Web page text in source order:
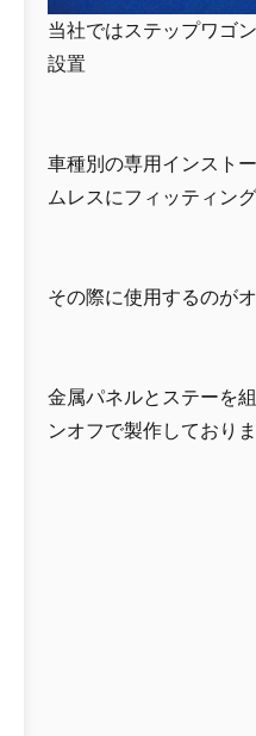
当社ではステップワゴ
設置
車種別の専用インスト
ムレスにフィッティン
その際に使用するのが
金属パネルとステーを
ンオフで製作しており